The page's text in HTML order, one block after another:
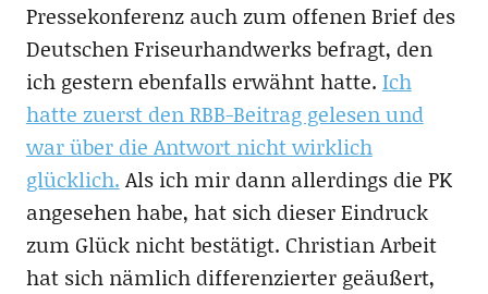
Pressekonferenz auch zum offenen Brief des
Deutschen Friseurhandwerks befragt, den
ich gestern ebenfalls erwähnt hatte. Ich
hatte zuerst den RBB-Beitrag gelesen und
war über die Antwort nicht wirklich
glücklich. Als ich mir dann allerdings die PK
angesehen habe, hat sich dieser Eindruck
zum Glück nicht bestätigt. Christian Arbeit
hat sich nämlich differenzierter geäußert,